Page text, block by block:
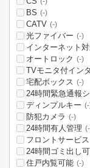
BS (-)
CATV (-)
光ファイバー (-)
インターネット
オートロック (-)
TVモニタ付イン
宅配ボックス (-)
24時間緊急通報
ディンプルキー
防犯カメラ (-)
24時間有人管理
フロントサービス
24時間ゴミ出し可
住戸内覧可能 (-)